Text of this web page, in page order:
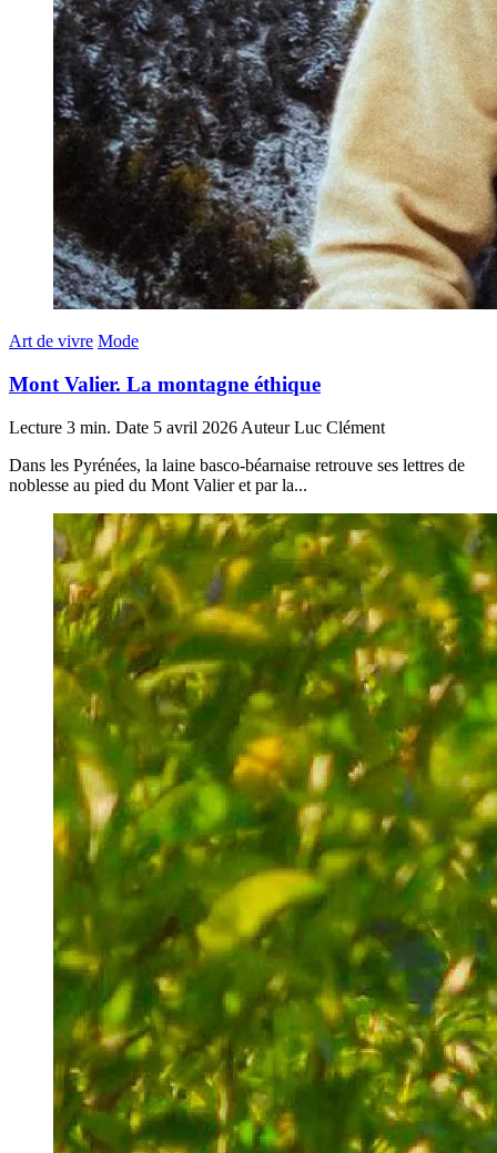
Art de vivre Mode
Mont Valier. La montagne éthique
Lecture 3 min. Date 5 avril 2026 Auteur Luc Clément
Dans les Pyrénées, la laine basco-béarnaise retrouve ses lettres de
noblesse au pied du Mont Valier et par la...